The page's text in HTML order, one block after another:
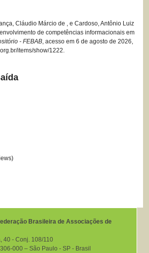
Cláudio Márcio de , e Cardoso, Antônio Luiz
de competências informacionais em
- FEBAB, acesso em 6 de agosto de 2026,
items/show/1222.
Brasileira de Associações de
40 ‐ Conj. 108/110
000 – São Paulo ‐ SP ‐ Brasil